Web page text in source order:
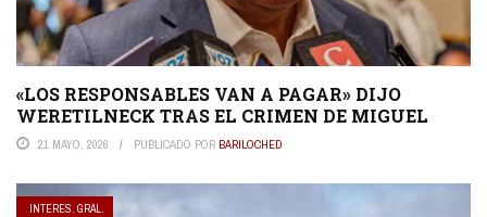
«LOS RESPONSABLES VAN A PAGAR» DIJO
WERETILNECK TRAS EL CRIMEN DE MIGUEL
21 MAYO, 2026 PUBLICADO POR BARILOCHED
INTERES. GRAL.